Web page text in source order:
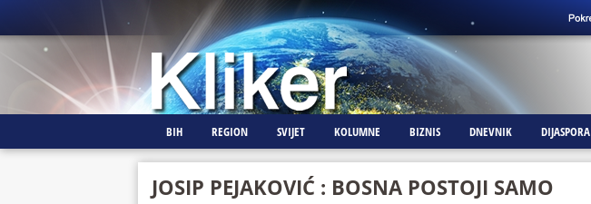
BIH REGION SVIJET KOLUMNE BIZNIS DNEVNIK DIJASPORA
JOSIP PEJAKOVIĆ : BOSNA POSTOJI SAMO